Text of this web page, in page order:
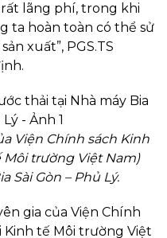
lãng phí, trong khi
ta hoàn toàn có thể sử
xuất”, PGS.TS
Viện Chính sách Kinh
trường Việt Nam)
Sài Gòn – Phủ Lý.
gia của Viện Chính
Kinh tế Môi trường Việt